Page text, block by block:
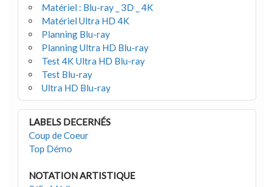
Matériel : Blu-ray _ 3D _ 4K
Matériel Ultra HD 4K
Planning Blu-ray
Planning Ultra HD Blu-ray
Test 4K Ultra HD Blu-ray
Test Blu-ray
Ultra HD Blu-ray
LABELS DECERNÉS
Coup de Coeur
Top Démo
NOTATION ARTISTIQUE